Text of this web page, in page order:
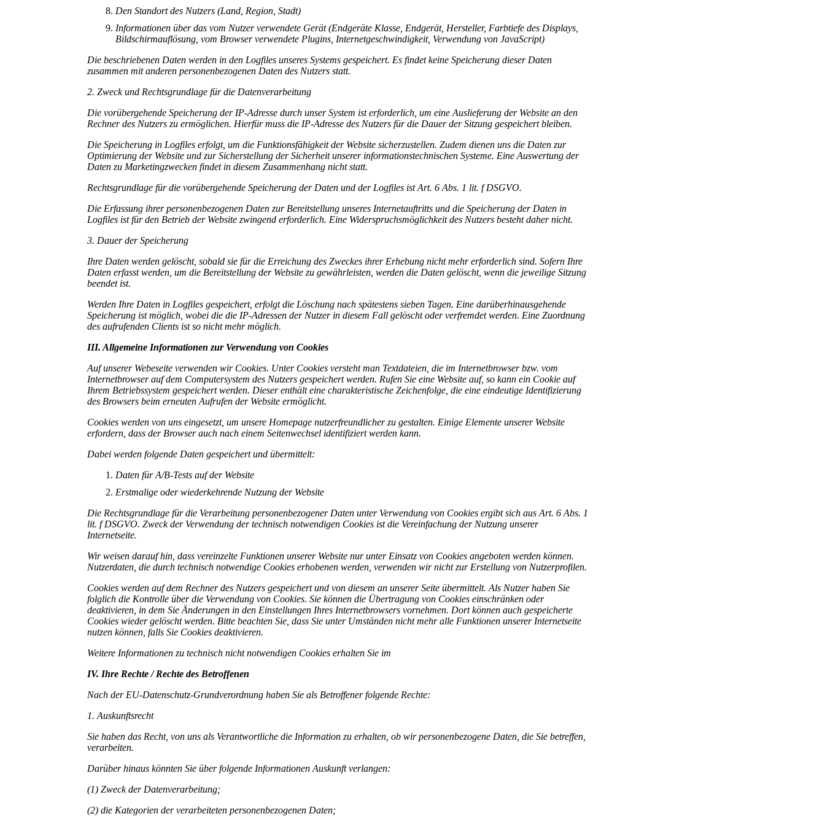
Den Standort des Nutzers (Land, Region, Stadt)
Informationen über das vom Nutzer verwendete Gerät (Endgeräte Klasse, Endgerät, Hersteller, Farbtiefe des Displays,
Bildschirmauflösung, vom Browser verwendete Plugins, Internetgeschwindigkeit, Verwendung von JavaScript)
Die beschriebenen Daten werden in den Logfiles unseres Systems gespeichert. Es findet keine Speicherung dieser Daten
zusammen mit anderen personenbezogenen Daten des Nutzers statt.
2. Zweck und Rechtsgrundlage für die Datenverarbeitung
Die vorübergehende Speicherung der IP-Adresse durch unser System ist erforderlich, um eine Auslieferung der Website an den
Rechner des Nutzers zu ermöglichen. Hierfür muss die IP-Adresse des Nutzers für die Dauer der Sitzung gespeichert bleiben.
Die Speicherung in Logfiles erfolgt, um die Funktionsfähigkeit der Website sicherzustellen. Zudem dienen uns die Daten zur
Optimierung der Website und zur Sicherstellung der Sicherheit unserer informationstechnischen Systeme. Eine Auswertung der
Daten zu Marketingzwecken findet in diesem Zusammenhang nicht statt.
Rechtsgrundlage für die vorübergehende Speicherung der Daten und der Logfiles ist Art. 6 Abs. 1 lit. f DSGVO.
Die Erfassung ihrer personenbezogenen Daten zur Bereitstellung unseres Internetauftritts und die Speicherung der Daten in
Logfiles ist für den Betrieb der Website zwingend erforderlich. Eine Widerspruchsmöglichkeit des Nutzers besteht daher nicht.
3. Dauer der Speicherung
Ihre Daten werden gelöscht, sobald sie für die Erreichung des Zweckes ihrer Erhebung nicht mehr erforderlich sind. Sofern Ihre
Daten erfasst werden, um die Bereitstellung der Website zu gewährleisten, werden die Daten gelöscht, wenn die jeweilige Sitzung
beendet ist.
Werden Ihre Daten in Logfiles gespeichert, erfolgt die Löschung nach spätestens sieben Tagen. Eine darüberhinausgehende
Speicherung ist möglich, wobei die die IP-Adressen der Nutzer in diesem Fall gelöscht oder verfremdet werden. Eine Zuordnung
des aufrufenden Clients ist so nicht mehr möglich.
III. Allgemeine Informationen zur Verwendung von Cookies
Auf unserer Webeseite verwenden wir Cookies. Unter Cookies versteht man Textdateien, die im Internetbrowser bzw. vom
Internetbrowser auf dem Computersystem des Nutzers gespeichert werden. Rufen Sie eine Website auf, so kann ein Cookie auf
Ihrem Betriebssystem gespeichert werden. Dieser enthält eine charakteristische Zeichenfolge, die eine eindeutige Identifizierung
des Browsers beim erneuten Aufrufen der Website ermöglicht.
Cookies werden von uns eingesetzt, um unsere Homepage nutzerfreundlicher zu gestalten. Einige Elemente unserer Website
erfordern, dass der Browser auch nach einem Seitenwechsel identifiziert werden kann.
Dabei werden folgende Daten gespeichert und übermittelt:
Daten für A/B-Tests auf der Website
Erstmalige oder wiederkehrende Nutzung der Website
Die Rechtsgrundlage für die Verarbeitung personenbezogener Daten unter Verwendung von Cookies ergibt sich aus Art. 6 Abs. 1
lit. f DSGVO. Zweck der Verwendung der technisch notwendigen Cookies ist die Vereinfachung der Nutzung unserer
Internetseite.
Wir weisen darauf hin, dass vereinzelte Funktionen unserer Website nur unter Einsatz von Cookies angeboten werden können.
Nutzerdaten, die durch technisch notwendige Cookies erhobenen werden, verwenden wir nicht zur Erstellung von Nutzerprofilen.
Cookies werden auf dem Rechner des Nutzers gespeichert und von diesem an unserer Seite übermittelt. Als Nutzer haben Sie
folglich die Kontrolle über die Verwendung von Cookies. Sie können die Übertragung von Cookies einschränken oder
deaktivieren, in dem Sie Änderungen in den Einstellungen Ihres Internetbrowsers vornehmen. Dort können auch gespeicherte
Cookies wieder gelöscht werden. Bitte beachten Sie, dass Sie unter Umständen nicht mehr alle Funktionen unserer Internetseite
nutzen können, falls Sie Cookies deaktivieren.
Weitere Informationen zu technisch nicht notwendigen Cookies erhalten Sie im
IV. Ihre Rechte / Rechte des Betroffenen
Nach der EU-Datenschutz-Grundverordnung haben Sie als Betroffener folgende Rechte:
1. Auskunftsrecht
Sie haben das Recht, von uns als Verantwortliche die Information zu erhalten, ob wir personenbezogene Daten, die Sie betreffen,
verarbeiten.
Darüber hinaus könnten Sie über folgende Informationen Auskunft verlangen:
(1) Zweck der Datenverarbeitung;
(2) die Kategorien der verarbeiteten personenbezogenen Daten;